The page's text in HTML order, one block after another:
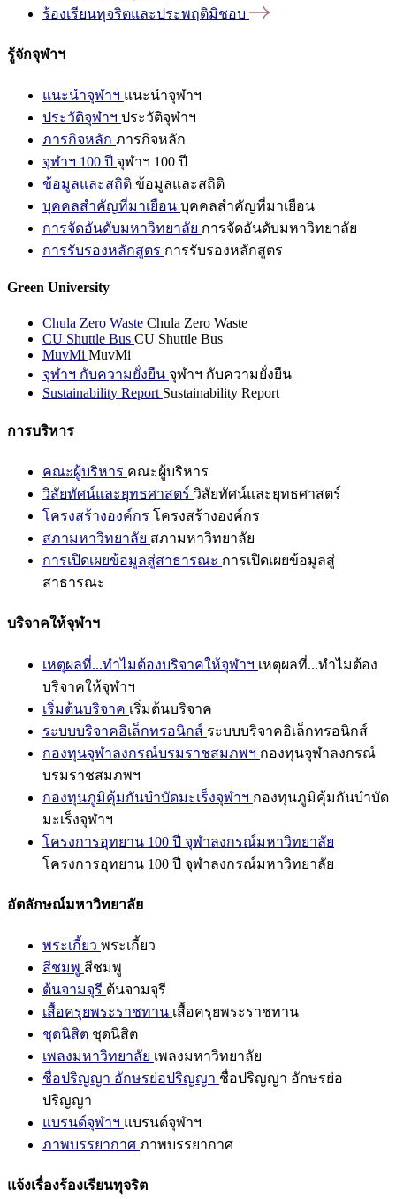
ร้องเรียนทุจริตและประพฤติมิชอบ
รู้จักจุฬาฯ
แนะนำจุฬาฯ แนะนำจุฬาฯ
ประวัติจุฬาฯ ประวัติจุฬาฯ
ภารกิจหลัก ภารกิจหลัก
จุฬาฯ 100 ปี จุฬาฯ 100 ปี
ข้อมูลและสถิติ ข้อมูลและสถิติ
บุคคลสำคัญที่มาเยือน บุคคลสำคัญที่มาเยือน
การจัดอันดับมหาวิทยาลัย การจัดอันดับมหาวิทยาลัย
การรับรองหลักสูตร การรับรองหลักสูตร
Green University
Chula Zero Waste Chula Zero Waste
CU Shuttle Bus CU Shuttle Bus
MuvMi MuvMi
จุฬาฯ กับความยั่งยืน จุฬาฯ กับความยั่งยืน
Sustainability Report Sustainability Report
การบริหาร
คณะผู้บริหาร คณะผู้บริหาร
วิสัยทัศน์และยุทธศาสตร์ วิสัยทัศน์และยุทธศาสตร์
โครงสร้างองค์กร โครงสร้างองค์กร
สภามหาวิทยาลัย สภามหาวิทยาลัย
การเปิดเผยข้อมูลสู่สาธารณะ การเปิดเผยข้อมูลสู่
สาธารณะ
บริจาคให้จุฬาฯ
เหตุผลที่...ทำไมต้องบริจาคให้จุฬาฯ เหตุผลที่...ทำไมต้อง
บริจาคให้จุฬาฯ
เริ่มต้นบริจาค เริ่มต้นบริจาค
ระบบบริจาคอิเล็กทรอนิกส์ ระบบบริจาคอิเล็กทรอนิกส์
กองทุนจุฬาลงกรณ์บรมราชสมภพฯ กองทุนจุฬาลงกรณ์
บรมราชสมภพฯ
กองทุนภูมิคุ้มกันบำบัดมะเร็งจุฬาฯ กองทุนภูมิคุ้มกันบำบัด
มะเร็งจุฬาฯ
โครงการอุทยาน 100 ปี จุฬาลงกรณ์มหาวิทยาลัย
โครงการอุทยาน 100 ปี จุฬาลงกรณ์มหาวิทยาลัย
อัตลักษณ์มหาวิทยาลัย
พระเกี้ยว พระเกี้ยว
สีชมพู สีชมพู
ต้นจามจุรี ต้นจามจุรี
เสื้อครุยพระราชทาน เสื้อครุยพระราชทาน
ชุดนิสิต ชุดนิสิต
เพลงมหาวิทยาลัย เพลงมหาวิทยาลัย
ชื่อปริญญา อักษรย่อปริญญา ชื่อปริญญา อักษรย่อ
ปริญญา
แบรนด์จุฬาฯ แบรนด์จุฬาฯ
ภาพบรรยากาศ ภาพบรรยากาศ
แจ้งเรื่องร้องเรียนทุจริต